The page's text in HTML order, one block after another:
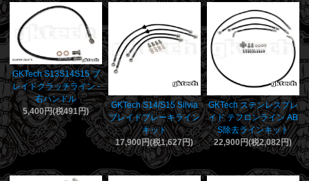
GKTech S13S14S15 ブ
レイドクラッチライン -
右ハンドル
5,400円(税491円)
GKTech S14/S15 Silvia
ブレイドブレーキライン
キット
17,900円(税1,627円)
GKTech ステンレスブレ
イド テフロンライン AB
S除去ラインキット
22,900円(税2,082円)